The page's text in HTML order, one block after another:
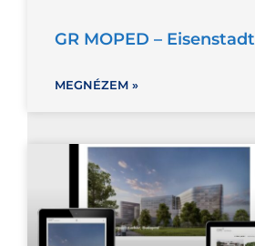
GR MOPED – Eisenstadt
MEGNÉZEM »